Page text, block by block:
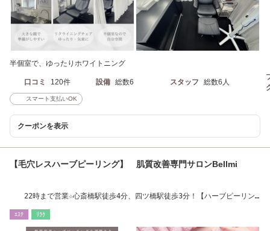
半個室で、ゆったりホワイトニング
口コミ 120件 設備 総数6 スタッフ 総数6人
スマート支払いOK
クーポンを表示
【毛穴レスハーブピーリング】 肌質改善専門サロンBellmi
22時まで営業☆心斎橋駅徒歩4分、四ツ橋駅徒歩3分！【ハーブピーリン
ｴｽﾃ ﾘﾗｸ